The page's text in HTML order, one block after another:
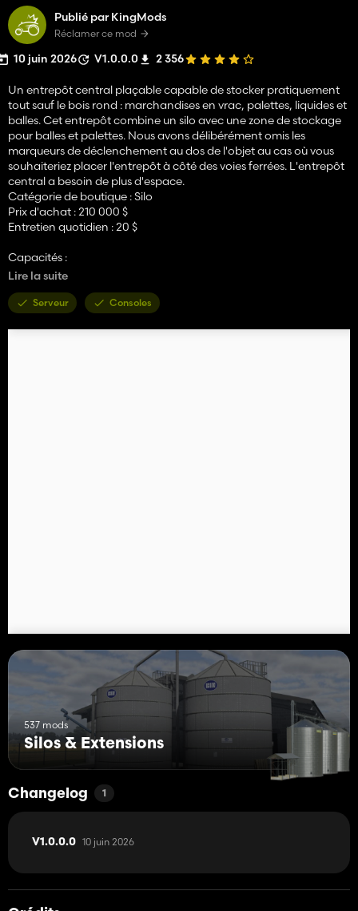
Publié par KingMods
Réclamer ce mod
10 juin 2026 V1.0.0.0 2 356
Un entrepôt central plaçable capable de stocker pratiquement
tout sauf le bois rond : marchandises en vrac, palettes, liquides et
balles. Cet entrepôt combine un silo avec une zone de stockage
pour balles et palettes. Nous avons délibérément omis les
marqueurs de déclenchement au dos de l'objet au cas où vous
souhaiteriez placer l'entrepôt à côté des voies ferrées. L'entrepôt
central a besoin de plus d'espace.
Catégorie de boutique : Silo
Prix d'achat : 210 000 $
Entretien quotidien : 20 $
Capacités :
- Silo : 40 000 000 litres
Lire la suite
Serveur Consoles
537 mods
Silos & Extensions
Changelog 1
V1.0.0.0 10 juin 2026